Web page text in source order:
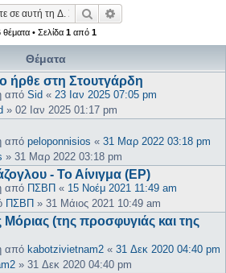
Αναζήτηση
θέματα • Σελίδα 1από 1
Θέματα
ήρθε στη Στουτγάρδη
από Sid « 23 Ιαν 2025 07:05 pm
» 02 Ιαν 2025 01:17 pm
από peloponnisios « 31 Μαρ 2022 03:18 pm
» 31 Μαρ 2022 03:18 pm
- Το Αίνιγμα (EP)
από ΠΣΒΠ « 15 Νοέμ 2021 11:49 am
ΠΣΒΠ » 31 Μάιος 2021 10:49 am
Μόριας (της προσφυγιάς και της
από kabotzivietnam2 « 31 Δεκ 2020 04:40 pm
» 31 Δεκ 2020 04:40 pm